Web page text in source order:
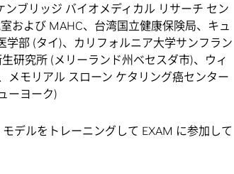
ブリッジ バイオメディカル リサーチ セン
および MAHC、台湾国立健康保険局、キュ
学部 (タイ)、カリフォルニア大学サンフラン
研究所 (メリーランド州ベセスダ市)、ウィ
メモリアル スローン ケタリング癌センター
ーヨーク)
デルをトレーニングして EXAM に参加して